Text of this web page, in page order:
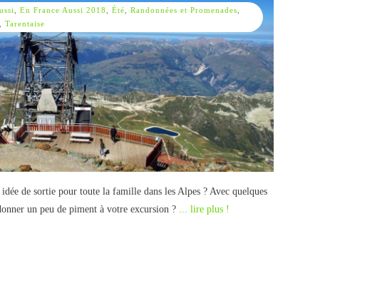
En France Aussi 2018 Été Randonnées et Promenades
Tarentaise
idée de sortie pour toute la famille dans les Alpes ? Avec quelques
un peu de piment à votre excursion ? ... lire plus !